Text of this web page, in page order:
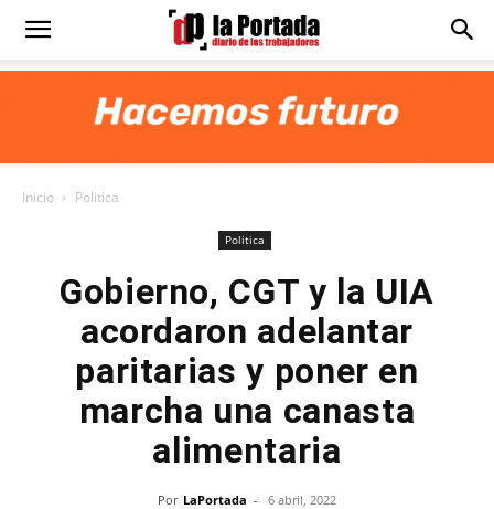
Diario
Inicio Politica
Politica
Gobierno, CGT y la UIA
acordaron adelantar
paritarias y poner en
marcha una canasta
alimentaria
Por LaPortada - 6 abril, 2022